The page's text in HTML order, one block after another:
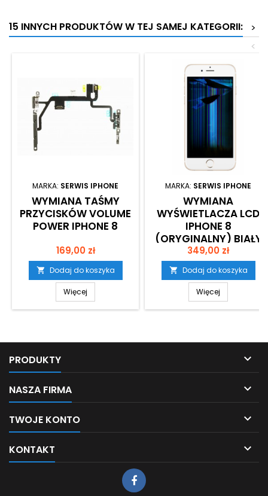
15 INNYCH PRODUKTÓW W TEJ SAMEJ KATEGORII:
>
<
MARKA: SERWIS IPHONE
WYMIANA TAŚMY
PRZYCISKÓW VOLUME
POWER IPHONE 8
Cena
169,00 zł
 Dodaj do koszyka
Więcej
MARKA: SERWIS IPHONE
WYMIANA
WYŚWIETLACZA LCD
IPHONE 8
(ORYGINALNY) BIAŁY
Cena
349,00 zł
 Dodaj do koszyka
Więcej
PRODUKTY 
NASZA FIRMA 
TWOJE KONTO 
KONTAKT 